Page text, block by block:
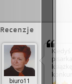
Recenzje
biuro11
Kiedyś